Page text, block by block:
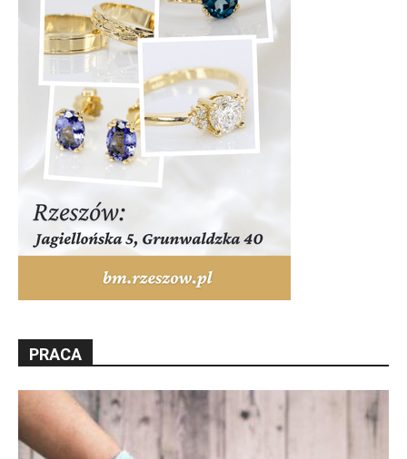
PRACA